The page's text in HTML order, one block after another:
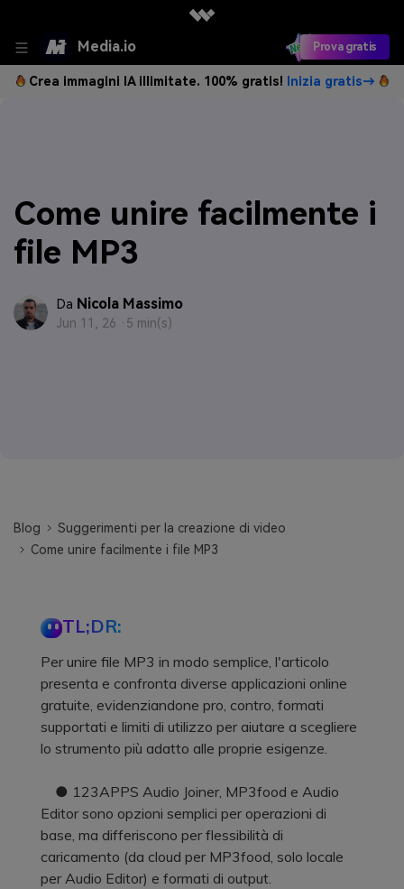
Media.io Prova gratis
Crea immagini IA illimitate. 100% gratis! Inizia gratis→
Come unire facilmente i
file MP3
Da Nicola Massimo
Jun 11, 26 · 5 min(s)
Blog
Suggerimenti per la creazione di video
Come unire facilmente i file MP3
TL;DR:
Per unire file MP3 in modo semplice, l'articolo
presenta e confronta diverse applicazioni online
gratuite, evidenziandone pro, contro, formati
supportati e limiti di utilizzo per aiutare a scegliere
lo strumento più adatto alle proprie esigenze.
● 123APPS Audio Joiner, MP3food e Audio
Editor sono opzioni semplici per operazioni di
base, ma differiscono per flessibilità di
caricamento (da cloud per MP3food, solo locale
per Audio Editor) e formati di output.